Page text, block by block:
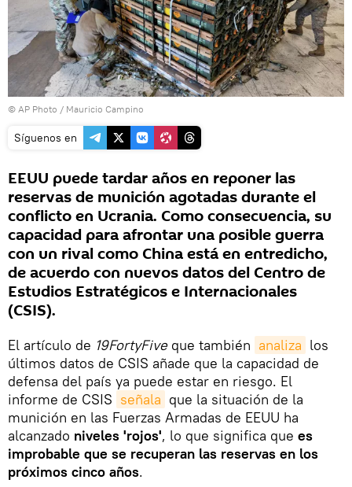
© AP Photo / Mauricio Campino
Síguenos en
EEUU puede tardar años en reponer las
reservas de munición agotadas durante el
conflicto en Ucrania. Como consecuencia, su
capacidad para afrontar una posible guerra
con un rival como China está en entredicho,
de acuerdo con nuevos datos del Centro de
Estudios Estratégicos e Internacionales
(CSIS).
El artículo de 19FortyFiveque también analiza los
últimos datos de CSIS añade que la capacidad de
defensa del país ya puede estar en riesgo. El
informe de CSIS señala que la situación de la
munición en las Fuerzas Armadas de EEUU ha
alcanzado niveles 'rojos', lo que significa que es
improbable que se recuperan las reservas en los
próximos cinco años.